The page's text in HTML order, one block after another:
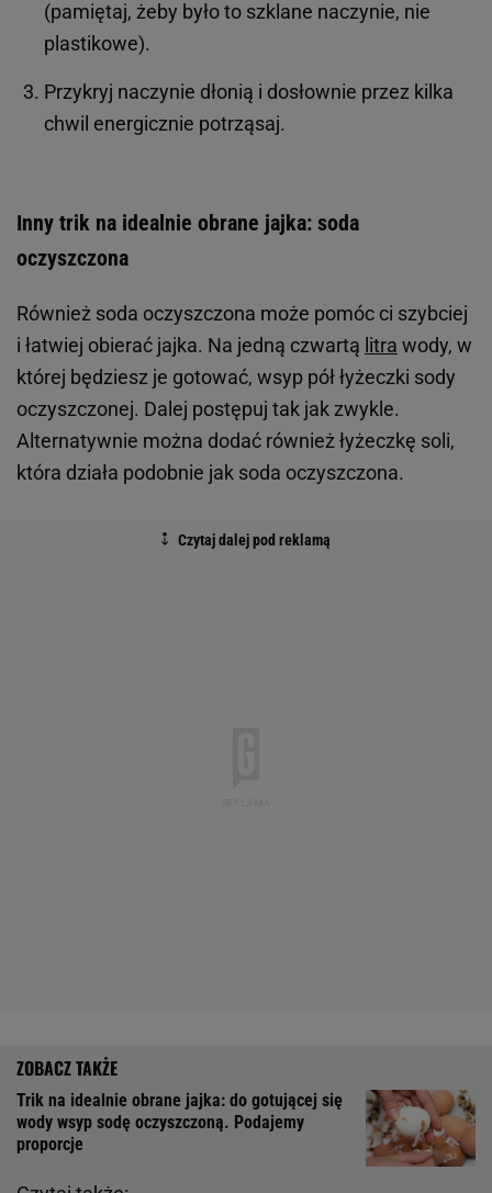
(pamiętaj, żeby było to szklane naczynie, nie
plastikowe).
Przykryj naczynie dłonią i dosłownie przez kilka
chwil energicznie potrząsaj.
Inny trik na idealnie obrane jajka: soda
oczyszczona
Również soda oczyszczona może pomóc ci szybciej
i łatwiej obierać jajka. Na jedną czwartą litra wody, w
której będziesz je gotować, wsyp pół łyżeczki sody
oczyszczonej. Dalej postępuj tak jak zwykle.
Alternatywnie można dodać również łyżeczkę soli,
która działa podobnie jak soda oczyszczona.
Trik na idealnie obrane jajka: do gotującej się
wody wsyp sodę oczyszczoną. Podajemy
proporcje